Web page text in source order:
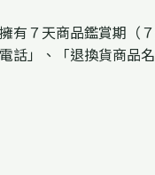
有７天商品鑑賞期（
話」、「退換貨商品